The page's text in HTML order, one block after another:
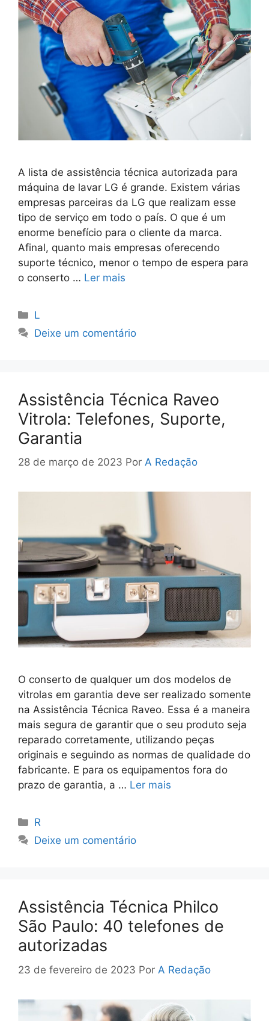
A lista de assistência técnica autorizada para
máquina de lavar LG é grande. Existem várias
empresas parceiras da LG que realizam esse
tipo de serviço em todo o país. O que é um
enorme benefício para o cliente da marca.
Afinal, quanto mais empresas oferecendo
suporte técnico, menor o tempo de espera para
o conserto … Ler mais
Categorias
L
Deixe um comentário
Assistência Técnica Raveo
Vitrola: Telefones, Suporte,
Garantia
28 de março de 2023 Por A Redação
O conserto de qualquer um dos modelos de
vitrolas em garantia deve ser realizado somente
na Assistência Técnica Raveo. Essa é a maneira
mais segura de garantir que o seu produto seja
reparado corretamente, utilizando peças
originais e seguindo as normas de qualidade do
fabricante. E para os equipamentos fora do
prazo de garantia, a … Ler mais
Categorias
R
Deixe um comentário
Assistência Técnica Philco
São Paulo: 40 telefones de
autorizadas
23 de fevereiro de 2023 Por A Redação